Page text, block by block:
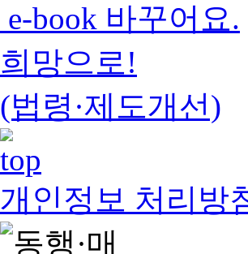
e-book 바꾸어요.
희망으로!
(법령·제도개선)
개인정보 처리방